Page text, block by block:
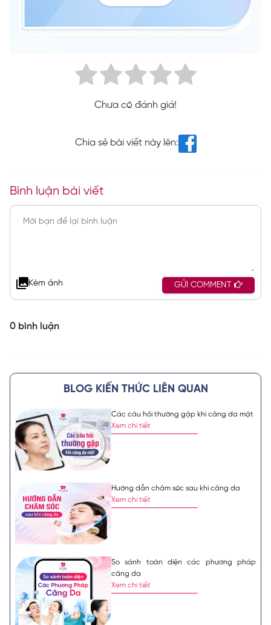
Chưa có đánh giá!
Chia sẻ bài viết này lên:
Bình luận bài viết
Kèm ảnh GỬI COMMENT
0 bình luận
BLOG KIẾN THỨC LIÊN QUAN
Các câu hỏi thường gặp khi căng da mặt
Xem chi tiết
Hướng dẫn chăm sóc sau khi căng da
Xem chi tiết
So sánh toàn diện các phương pháp
căng da
Xem chi tiết